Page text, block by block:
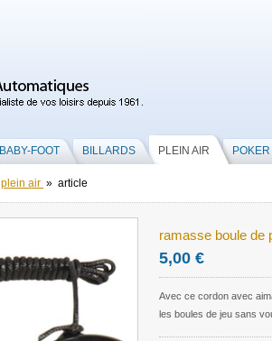
BABY-FOOT BILLARDS PLEIN AIR POKER
plein air » article
ramasse boule de
5,00 €
Avec ce cordon avec
les boules de jeu sans